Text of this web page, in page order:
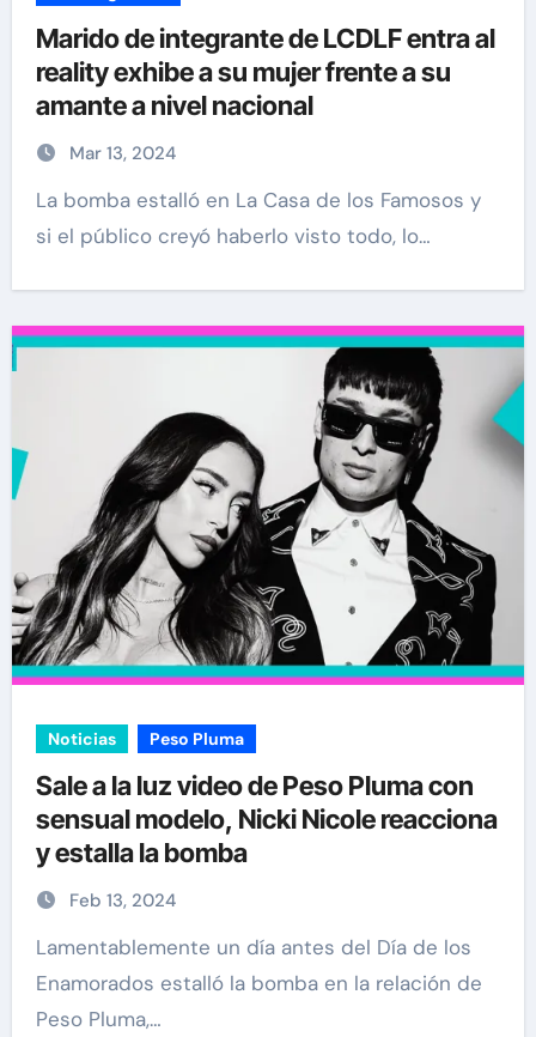
Marido de integrante de LCDLF entra al
reality exhibe a su mujer frente a su
amante a nivel nacional
Mar 13, 2024
La bomba estalló en La Casa de los Famosos y
si el público creyó haberlo visto todo, lo…
Noticias Peso Pluma
Sale a la luz video de Peso Pluma con
sensual modelo, Nicki Nicole reacciona
y estalla la bomba
Feb 13, 2024
Lamentablemente un día antes del Día de los
Enamorados estalló la bomba en la relación de
Peso Pluma,…